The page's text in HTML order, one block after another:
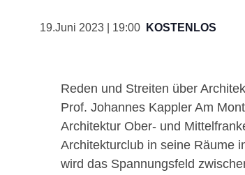
19.Juni 2023 | 19:00 KOSTENLOS
Reden und Streiten über
Prof. Johannes Kappler Am
Architektur Ober- und
Architekturclub in seine Räume
wird das Spannungsfeld